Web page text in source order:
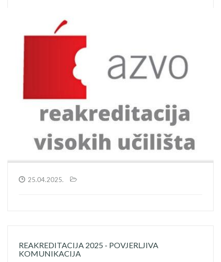
25.04.2025.
REAKREDITACIJA 2025 - POVJERLJIVA
KOMUNIKACIJA